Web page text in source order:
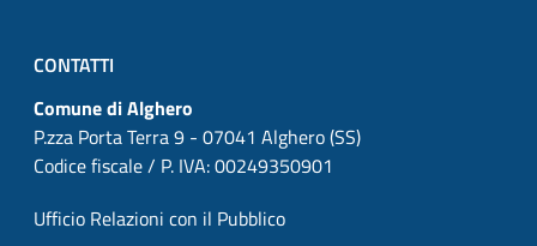
CONTATTI
Comune di Alghero
P.zza Porta Terra 9 - 07041 Alghero (SS)
Codice fiscale / P. IVA: 00249350901
Ufficio Relazioni con il Pubblico